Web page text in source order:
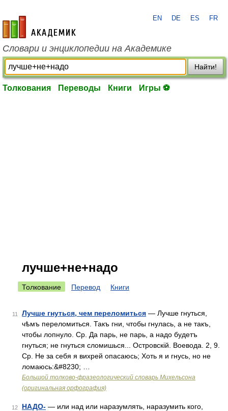
academic.ru
EN DE ES FR
Словари и энциклопедии на Академике
Найти!
Толкования Переводы Книги Игры ⚽
лучше+не+надо
Толкование Перевод Книги
11 Лучше гнуться, чем переломиться — Лучше гнуться,
чѣмъ переломиться. Такъ гни, чтобы гнулась, а не такъ,
чтобы лопнуло. Ср. Да парь, не парь, а надо будетъ
гнуться; не гнуться сломишься... Островскій. Воевода. 2, 9.
Ср. Не за себя я вихрей опасаюсь; Хоть я и гнусь, но не
ломаюсь:&#8230; …
Большой толково-фразеологический словарь Михельсона
(оригинальная орфография)
12 НАДО- — или над или наразумлять, наразумить кого,